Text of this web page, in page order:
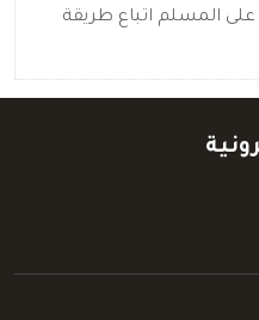
المسلم اتباع طريقة